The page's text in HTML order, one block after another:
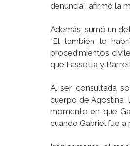
denuncia", afirmó la
Además, sumó un
“Él también le
procedimientos
que Fassetta y
Al ser consultada
cuerpo de Agostina,
momento en que
cuando Gabriel fue a